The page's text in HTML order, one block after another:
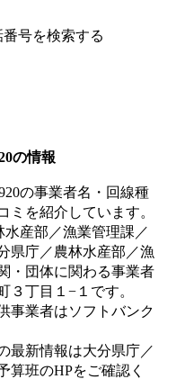
の情報
の事業者名・回線種
ミを紹介しています。
水産部／漁業管理課／
県庁／農林水産部／漁
・団体に関わる事業者
３丁目１−１ です。
事業者はソフトバンク
最新情報は大分県庁／
算班のHPをご確認く